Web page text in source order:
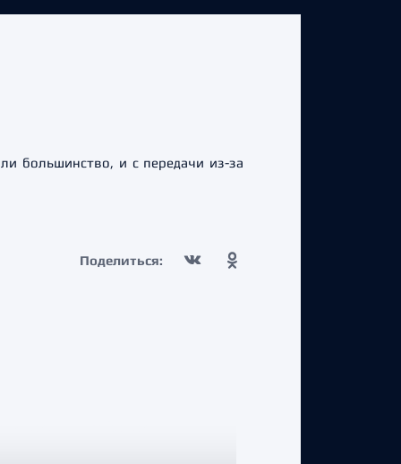
большинство, и с передачи из-за
Поделиться: